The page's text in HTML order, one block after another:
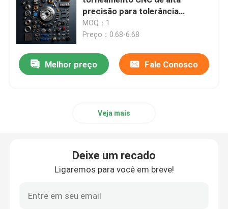
Peças de trituração de gerencio do CNC
Peças de aço inoxidável do CNC
Peças de corte a laser
precisão para tolerância
automotiva ± 0,01 mm
MOQ：1
Preço：0.68-6.68
Melhor preço Fale Conosco
Veja mais
Deixe um recado
Ligaremos para você em breve!